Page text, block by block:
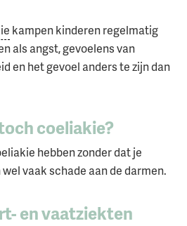
kampen kinderen regelmatig
als angst, gevoelens van
en het gevoel anders te zijn dan
coeliakie?
hebben zonder dat je
vaak schade aan de darmen.
en vaatziekten